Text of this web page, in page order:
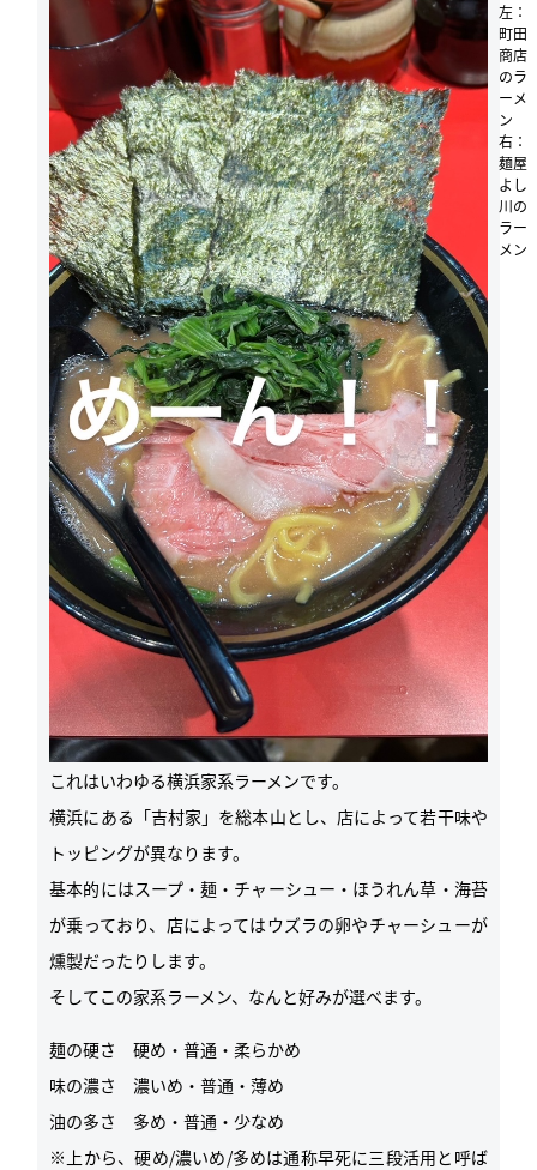
左：
町田
商店
のラ
ーメ
ン
右：
麺屋
よし
川の
ラー
メン
これはいわゆる横浜家系ラーメンです。
横浜にある「吉村家」を総本山とし、店によって若干味や
トッピングが異なります。
基本的にはスープ・麺・チャーシュー・ほうれん草・海苔
が乗っており、店によってはウズラの卵やチャーシューが
燻製だったりします。
そしてこの家系ラーメン、なんと好みが選べます。
麺の硬さ 硬め・普通・柔らかめ
味の濃さ 濃いめ・普通・薄め
油の多さ 多め・普通・少なめ
※上から、硬め/濃いめ/多めは通称早死に三段活用と呼ば